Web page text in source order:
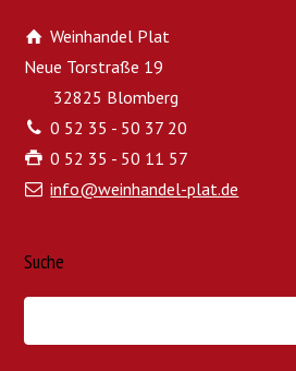
Weinhandel Plat
Neue Torstraße 19
32825 Blomberg
0 52 35 - 50 37 20
0 52 35 - 50 11 57
info@weinhandel-plat.de
Suche